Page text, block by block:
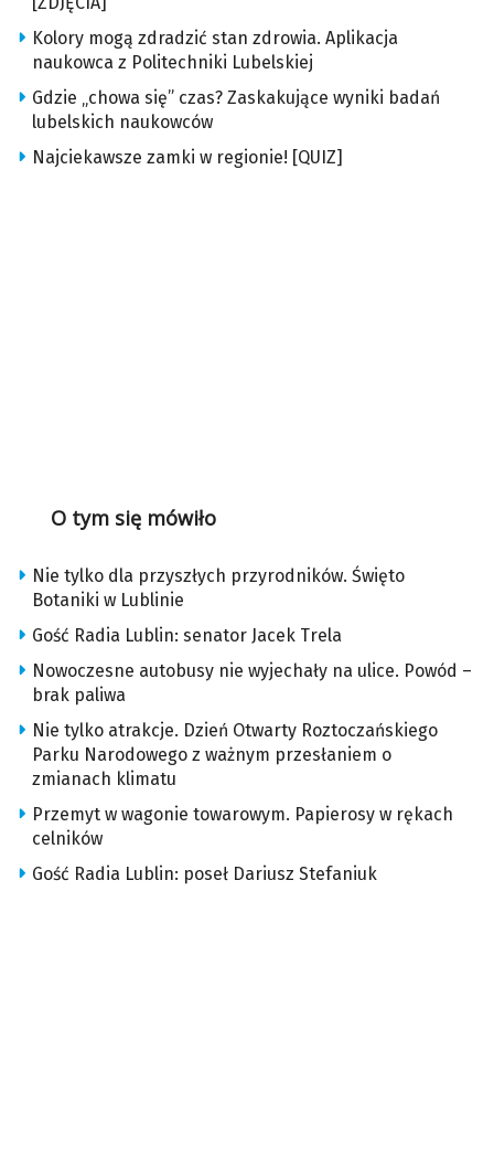
Kolory mogą zdradzić stan zdrowia. Aplikacja
naukowca z Politechniki Lubelskiej
Gdzie „chowa się” czas? Zaskakujące wyniki badań
lubelskich naukowców
Najciekawsze zamki w regionie! [QUIZ]
O tym się mówiło
Nie tylko dla przyszłych przyrodników. Święto
Botaniki w Lublinie
Gość Radia Lublin: senator Jacek Trela
Nowoczesne autobusy nie wyjechały na ulice. Powód –
brak paliwa
Nie tylko atrakcje. Dzień Otwarty Roztoczańskiego
Parku Narodowego z ważnym przesłaniem o
zmianach klimatu
Przemyt w wagonie towarowym. Papierosy w rękach
celników
Gość Radia Lublin: poseł Dariusz Stefaniuk